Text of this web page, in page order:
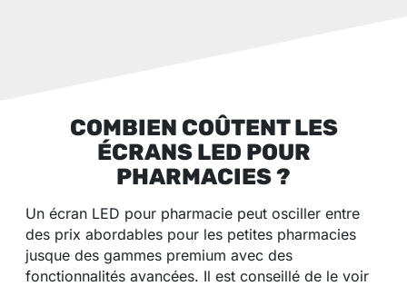
COMBIEN COÛTENT LES
ÉCRANS LED POUR
PHARMACIES ?
Un écran LED pour pharmacie peut osciller entre
des prix abordables pour les petites pharmacies
jusque des gammes premium avec des
fonctionnalités avancées. Il est conseillé de le voir